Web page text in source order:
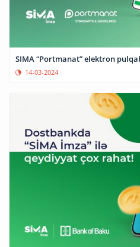
SIMA “Portmanat” elektron
14-03-2024